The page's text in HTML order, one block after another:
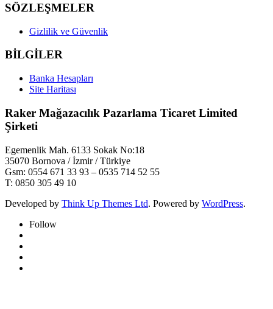
SÖZLEŞMELER
Gizlilik ve Güvenlik
BİLGİLER
Banka Hesapları
Site Haritası
Raker Mağazacılık Pazarlama Ticaret Limited
Şirketi
Egemenlik Mah. 6133 Sokak No:18
35070 Bornova / İzmir / Türkiye
Gsm: 0554 671 33 93 – 0535 714 52 55
T: 0850 305 49 10
Developed by Think Up Themes Ltd. Powered by WordPress.
Follow